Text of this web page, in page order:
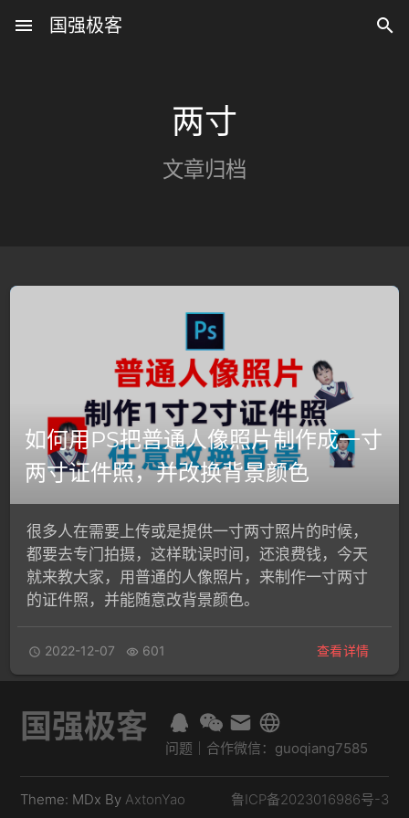
menu 国强极客 
两寸
文章归档
如何用PS把普通人像照片制作成一寸
两寸证件照，并改换背景颜色
很多人在需要上传或是提供一寸两寸照片的时候，
都要去专门拍摄，这样耽误时间，还浪费钱，今天
就来教大家，用普通的人像照片，来制作一寸两寸
的证件照，并能随意改背景颜色。
 2022-12-07  601 查看详情
国强极客
问题｜合作微信：guoqiang7585
Theme: MDx ByAxtonYao 鲁ICP备2023016986号-3